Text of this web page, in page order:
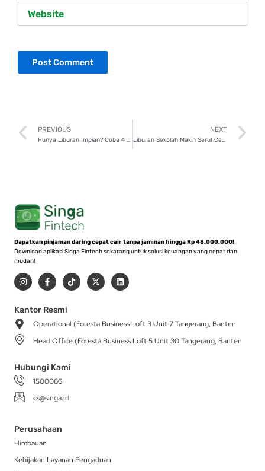
Prev
PREVIOUS
Punya Liburan Impian? Coba 4 Cara Cerdas Siapkan Dana Liburan!
NEXT
Liburan Sekolah Makin Seru! Cek Destinasi dan Tipsnya, Wajib Coba!
Dapatkan pinjaman daring cepat cair tanpa jaminan hingga Rp 48.000.000!
Download aplikasi Singa Fintech sekarang untuk solusi keuangan yang cepat dan
mudah!
I
n
s
a
g
r
a
m
F
a
c
b
o
-
T
i
k
X
-
t
t
r
L
i
n
i
Kantor Resmi
Operational (Foresta Business Loft 3 Unit 7 Tangerang, Banten
Head Office (Foresta Business Loft 5 Unit 30 Tangerang, Banten
Hubungi Kami
1500066
cs@singa.id
Perusahaan
Himbauan
Kebijakan Layanan Pengaduan